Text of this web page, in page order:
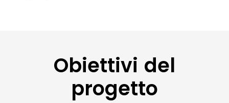
Obiettivi del
progetto